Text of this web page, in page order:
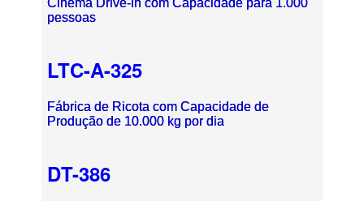
Cinema Drive-In com Capacidade para 1.000
pessoas
LTC-A-325
Fábrica de Ricota com Capacidade de
Produção de 10.000 kg por dia
DT-386